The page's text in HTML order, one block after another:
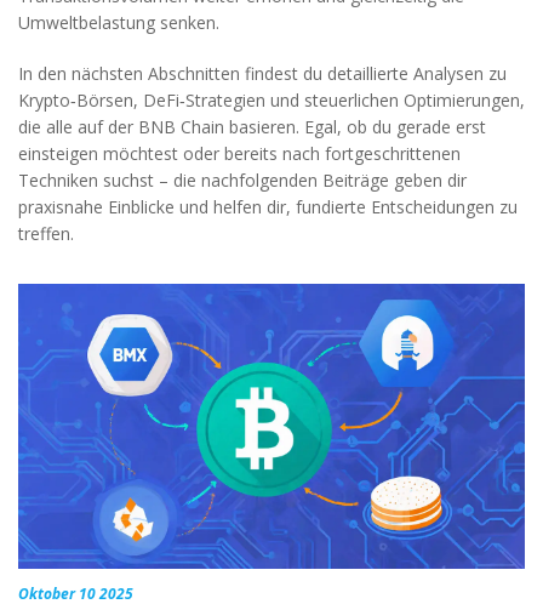
Umweltbelastung senken.
In den nächsten Abschnitten findest du detaillierte Analysen zu
Krypto‑Börsen, DeFi‑Strategien und steuerlichen Optimierungen,
die alle auf der BNB Chain basieren. Egal, ob du gerade erst
einsteigen möchtest oder bereits nach fortgeschrittenen
Techniken suchst – die nachfolgenden Beiträge geben dir
praxisnahe Einblicke und helfen dir, fundierte Entscheidungen zu
treffen.
Oktober 10 2025